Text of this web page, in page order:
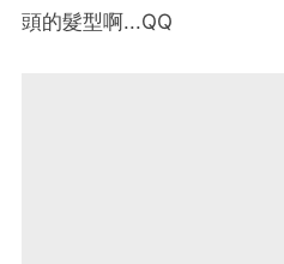
頭的髮型啊...QQ